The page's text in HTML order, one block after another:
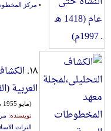
• مرکز
۱۸.
العربیة
(مایو 1955 مج 1 ـ نوفمبر 1980 مج 26)
نویسنده:
التراث